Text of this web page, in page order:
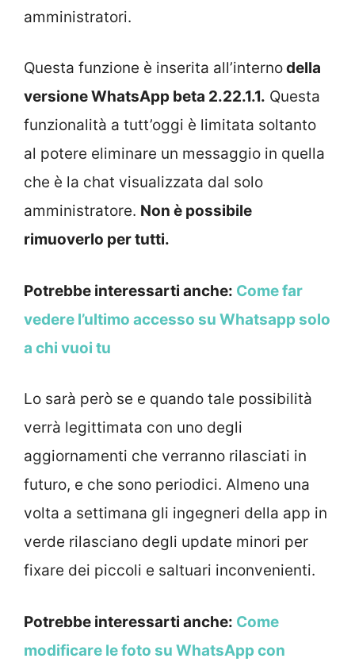
amministratori.
Questa funzione è inserita all’internodella
versione WhatsApp beta 2.22.1.1. Questa
funzionalità a tutt’oggi è limitata soltanto
al potere eliminare un messaggio in quella
che è la chat visualizzata dal solo
amministratore. Non è possibile
rimuoverlo per tutti.
Potrebbe interessarti anche: Come far
vedere l’ultimo accesso su Whatsapp solo
a chi vuoi tu
Lo sarà però se e quando tale possibilità
verrà legittimata con uno degli
aggiornamenti che verranno rilasciati in
futuro, e che sono periodici. Almeno una
volta a settimana gli ingegneri della app in
verde rilasciano degli update minori per
fixare dei piccoli e saltuari inconvenienti.
Potrebbe interessarti anche: Come
modificare le foto su WhatsApp con